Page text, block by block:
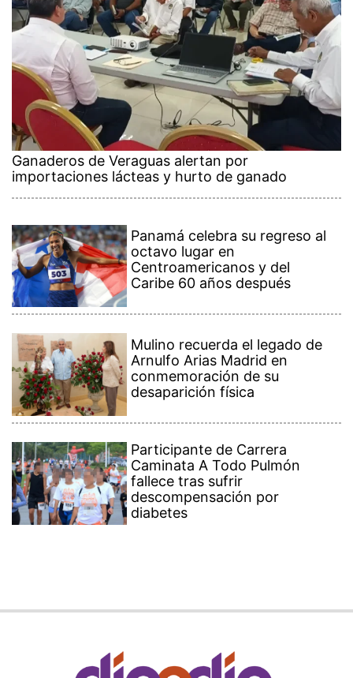
Ganaderos de Veraguas alertan por
importaciones lácteas y hurto de ganado
Panamá celebra su regreso al
octavo lugar en
Centroamericanos y del
Caribe 60 años después
Mulino recuerda el legado de
Arnulfo Arias Madrid en
conmemoración de su
desaparición física
Participante de Carrera
Caminata A Todo Pulmón
fallece tras sufrir
descompensación por
diabetes